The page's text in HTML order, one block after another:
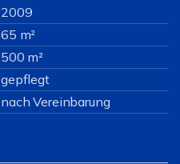
2009
65 m²
500 m²
gepflegt
nach Vereinbarung